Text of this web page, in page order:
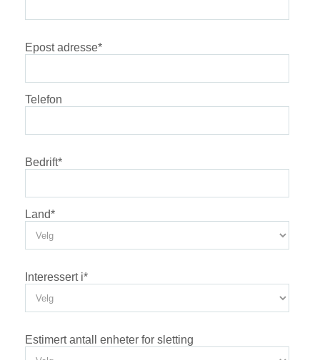
Epost adresse*
Telefon
Bedrift*
Land*
Interessert i*
Estimert antall enheter for sletting